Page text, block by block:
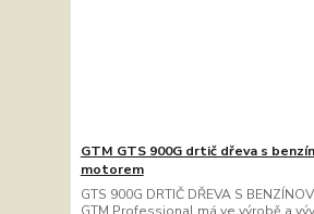
GTM GTS 900G drtič dřeva s
motorem
GTS 900G DRTIČ DŘEVA S